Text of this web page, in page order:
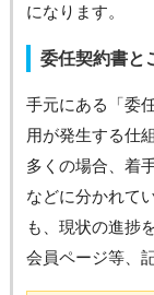
になります。
委任契約書と
手元にある「委
用が発生する仕
多くの場合、着
などに分かれて
も、現状の進捗
会員ページ等、